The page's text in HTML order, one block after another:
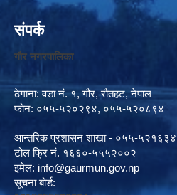
संपर्क
गौर नगरपालिका
ठेगाना: वडा नं. १, गौर, रौतहट, नेपाल
फोन: ०५५-५२०२९४, ०५५-५२०८९४
आन्तरिक प्रशासन शाखा - ०५५-५२१६३४
टोल फ्रि नं. १६६०-५५५२००२
इमेल: info@gaurmun.gov.np
सूचना बोर्ड: